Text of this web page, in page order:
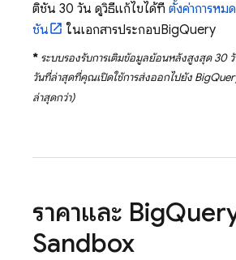
ติชัน 30 วัน ดูวิธีแก้ไขได้ที่ ตั้งค่าการหม
ชัน
ในเอกสารประกอบBigQuery
* ระบบรองรับการเติมข้อมูลย้อนหลังสูงสุด 30
วันที่ล่าสุดที่คุณเปิดใช้การส่งออกไปยัง
ล่าสุดกว่า)
ราคาและ Big
Sandbox